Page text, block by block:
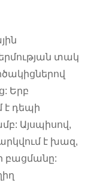
տակ
Երբ
է դեպի
Այսպիսով,
է խազ,
բացմանը: